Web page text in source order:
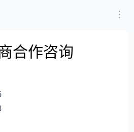
合作咨询